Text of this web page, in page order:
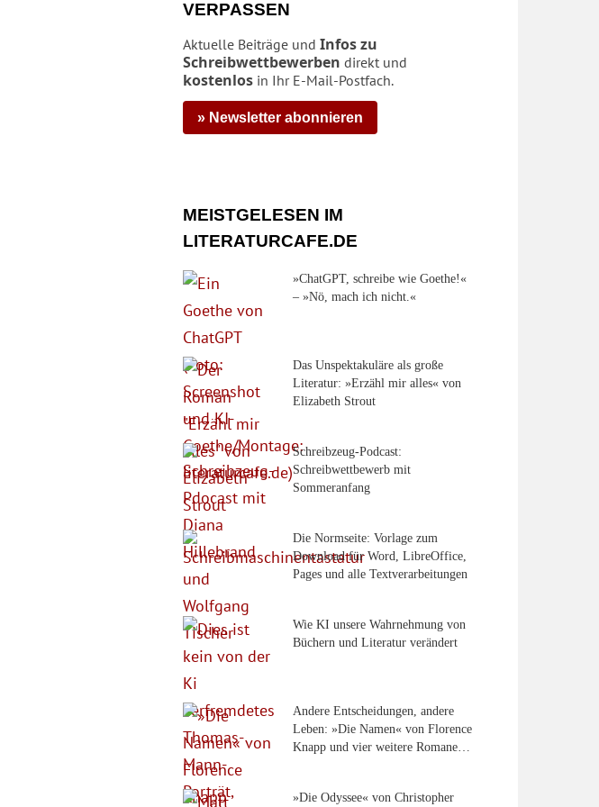
VERPASSEN
Aktuelle Beiträge und Infos zu
Schreibwettbewerben direkt und
kostenlos in Ihr E-Mail-Postfach.
» Newsletter abonnieren
MEISTGELESEN IM
LITERATURCAFE.DE
»ChatGPT, schreibe wie Goethe!«
– »Nö, mach ich nicht.«
Das Unspektakuläre als große
Literatur: »Erzähl mir alles« von
Elizabeth Strout
Schreibzeug-Podcast:
Schreibwettbewerb mit
Sommeranfang
Die Normseite: Vorlage zum
Download für Word, LibreOffice,
Pages und alle Textverarbeitungen
Wie KI unsere Wahrnehmung von
Büchern und Literatur verändert
Andere Entscheidungen, andere
Leben: »Die Namen« von Florence
Knapp und vier weitere Romane…
»Die Odyssee« von Christopher